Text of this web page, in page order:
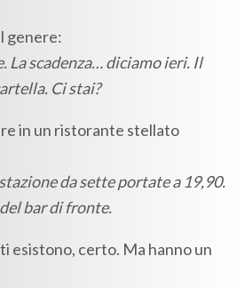
genere:
La scadenza… diciamo ieri. Il
Ci stai?
in un ristorante stellato
da sette portate a 19,90.
bar di fronte.
esistono, certo. Ma hanno un